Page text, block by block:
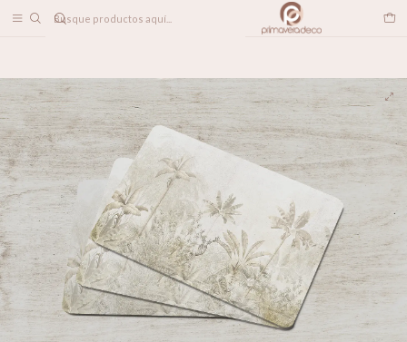
Individual Selva Tropical